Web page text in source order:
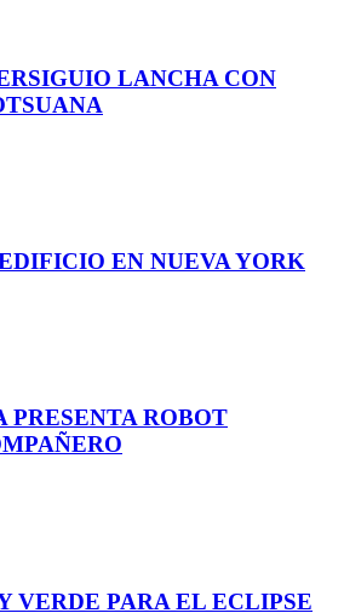
LANCHA CON
EN NUEVA YORK
PRESENTA ROBOT
VERDE PARA EL ECLIPSE